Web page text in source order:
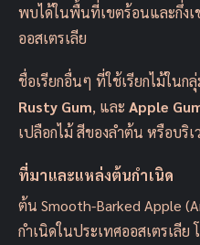
พบได้ในพื้นที่เขตร้อนและกึ่งเ
ออสเตรเลีย
ชื่อเรียกอื่นๆ ที่ใช้เรียกไม้ในก
Rusty Gum, และ Apple
เปลือกไม้ สีของลำต้น หรือบริ
ที่มาและแหล่งต้นกำเนิด
ต้น Smooth-Barked Apple
กำเนิดในประเทศออสเตรเลี